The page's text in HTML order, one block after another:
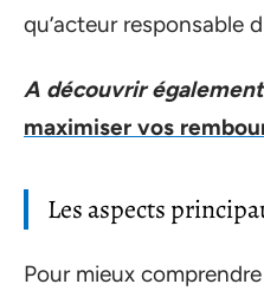
qu’acteur responsable
A découvrir
maximiser vos
Les aspects
Pour mieux